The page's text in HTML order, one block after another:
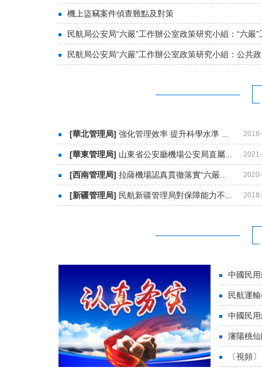
機上盜竊案件偵查難點及對策
民航局公安局“六嚴”工作辦公室政策研究小組：“六嚴”
民航局公安局“六嚴”工作辦公室政策研究小組：公共
[華北管理局] 強化管理效率 提升科學水準 ...
[華東管理局] 山東省公安廳機場公安局直屬...
[西南管理局] 拉薩機場認真貫徹落實“六嚴...
[新疆管理局] 民航新疆管理局對保障能力不...
中國民
民航運
中國民
瀋陽桃
〔視頻